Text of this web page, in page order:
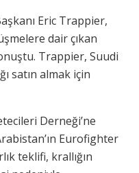
Eric Trappier,
dair çıkan
Trappier, Suudi
satın almak için
Derneği’ne
Eurofighter
teklifi, krallığın